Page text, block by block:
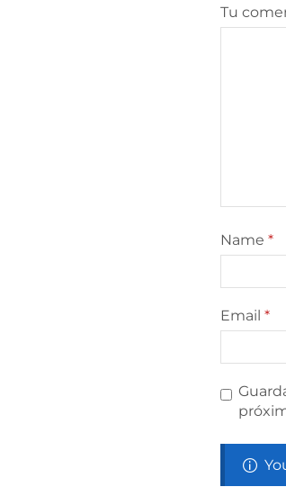
Tu
Name *
Email *